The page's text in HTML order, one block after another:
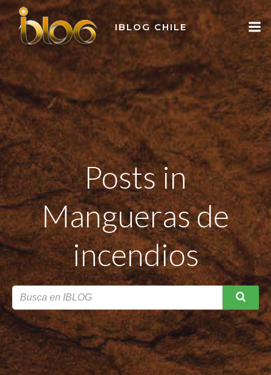
Skip
to
content
IBLOG CHILE
Posts in
Mangueras de
incendios